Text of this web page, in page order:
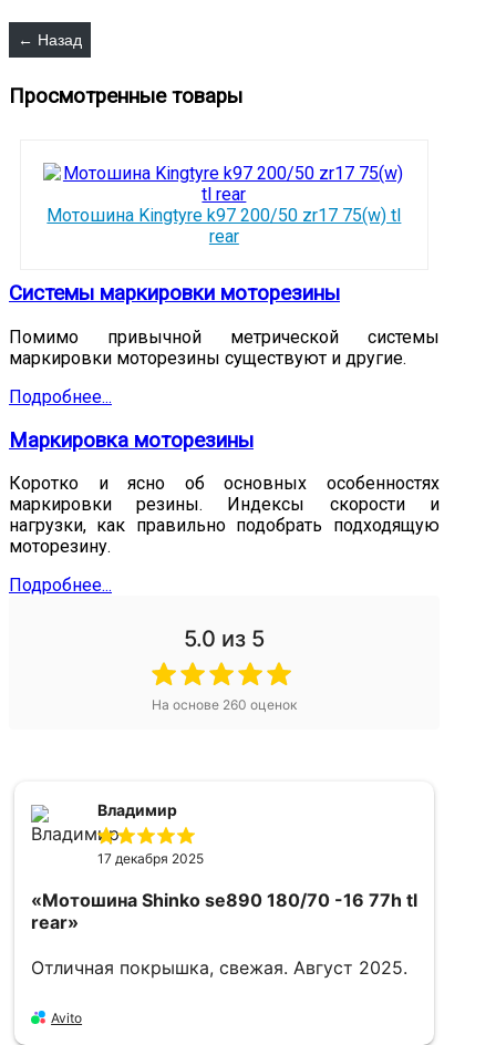
Просмотренные товары
Мотошина Kingtyre k97 200/50 zr17 75(w) tl
rear
Системы маркировки моторезины
Помимо привычной метрической системы
маркировки моторезины существуют и другие.
Подробнее...
Маркировка моторезины
Коротко и ясно об основных особенностях
маркировки резины. Индексы скорости и
нагрузки, как правильно подобрать подходящую
моторезину.
Подробнее...
5.0 из 5
На основе 260 оценок
Владимир
17 декабря 2025
«Мотошина Shinko se890 180/70 -16 77h tl
rear»
Отличная покрышка, свежая. Август 2025.
Avito